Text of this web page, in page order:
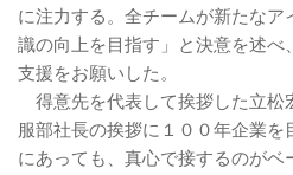
に注力する。全チームが新たなア
識の向上を目指す」と決意を述べ
支援をお願いした。
得意先を代表して挨拶した立松
服部社長の挨拶に１００年企業
にあっても、真心で接するのが